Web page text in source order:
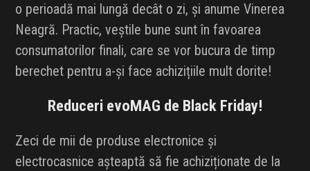
o perioadă mai lungă decât o zi, și anume Vinerea
Neagră. Practic, veștile bune sunt în favoarea
consumatorilor finali, care se vor bucura de timp
berechet pentru a-și face achizițiile mult dorite!
Reduceri evoMAG de Black Friday!
Zeci de mii de produse electronice și
electrocasnice așteaptă să fie achiziționate de la